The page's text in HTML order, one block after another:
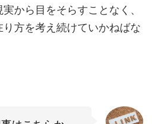
から目をそらすことなく、
方を考え続けていかねばな